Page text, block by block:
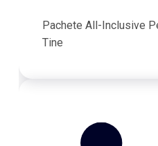
Pachete All-Inclusive
Tine